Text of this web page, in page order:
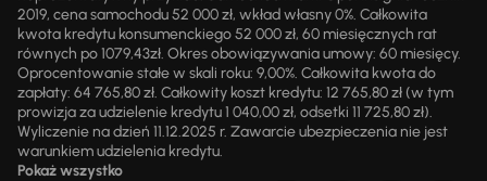
2019, cena samochodu 52 000 zł, wkład własny 0%. Całkowita
kwota kredytu konsumenckiego 52 000 zł, 60 miesięcznych rat
równych po 1079,43zł. Okres obowiązywania umowy: 60 miesięcy.
Oprocentowanie stałe w skali roku: 9,00%. Całkowita kwota do
zapłaty: 64 765,80 zł. Całkowity koszt kredytu: 12 765,80 zł (w tym
prowizja za udzielenie kredytu 1 040,00 zł, odsetki 11 725,80 zł).
Wyliczenie na dzień 11.12.2025 r. Zawarcie ubezpieczenia nie jest
warunkiem udzielenia kredytu.
Pokaż wszystko